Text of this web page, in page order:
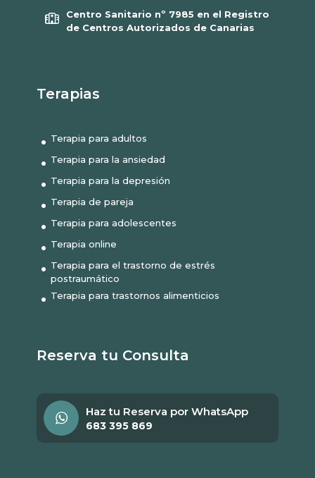
Centro Sanitario nº 7985 en el Registro
de Centros Autorizados de Canarias
Terapias
Terapia para adultos
Terapia para la ansiedad
Terapia para la depresión
Terapia de pareja
Terapia para adolescentes
Terapia online
Terapia para el trastorno de estrés
postraumático
Terapia para trastornos alimenticios
Reserva tu Consulta
Haz tu Reserva por WhatsApp
683 395 869